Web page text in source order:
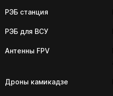
РЭБ станция
РЭБ для ВСУ
Антенны FPV
Дроны камикадзе